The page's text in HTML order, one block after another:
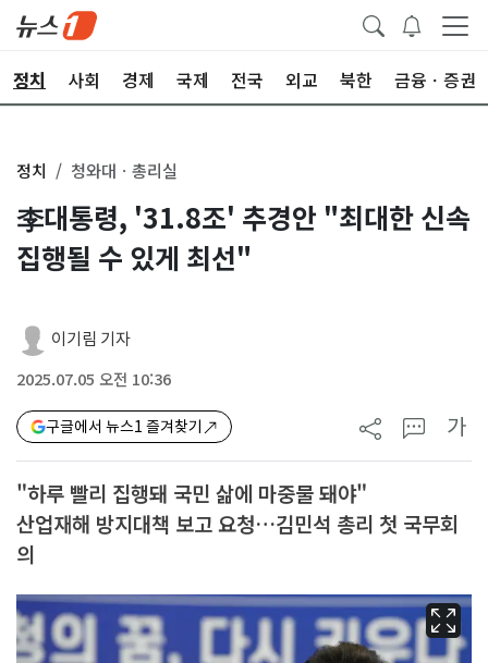
정치 사회 경제 국제 전국 외교 북한 금융ㆍ증권
정치 청와대ㆍ총리실
李대통령, '31.8조' 추경안 "최대한 신속
집행될 수 있게 최선"
이기림 기자
2025.07.05 오전 10:36
구글에서 뉴스1 즐겨찾기 가
"하루 빨리 집행돼 국민 삶에 마중물 돼야"
산업재해 방지대책 보고 요청…김민석 총리 첫 국무회
의